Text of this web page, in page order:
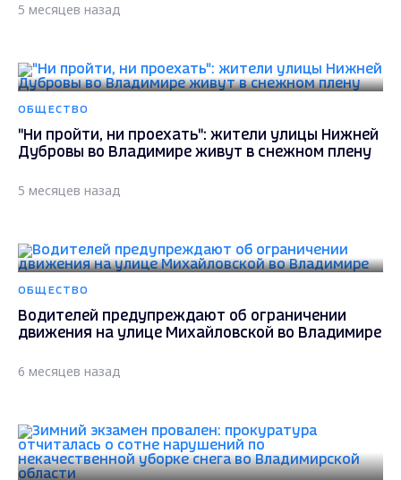
5 месяцев назад
ОБЩЕСТВО
"Ни пройти, ни проехать": жители улицы Нижней
Дубровы во Владимире живут в снежном плену
5 месяцев назад
ОБЩЕСТВО
Водителей предупреждают об ограничении
движения на улице Михайловской во Владимире
6 месяцев назад